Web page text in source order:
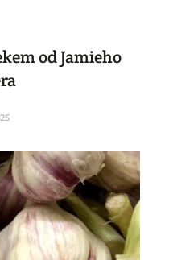
od Jamieho